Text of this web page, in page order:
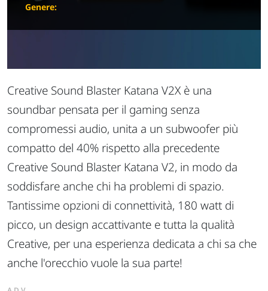
Genere:
Creative Sound Blaster Katana V2X è una
soundbar pensata per il gaming senza
compromessi audio, unita a un subwoofer più
compatto del 40% rispetto alla precedente
Creative Sound Blaster Katana V2, in modo da
soddisfare anche chi ha problemi di spazio.
Tantissime opzioni di connettività, 180 watt di
picco, un design accattivante e tutta la qualità
Creative, per una esperienza dedicata a chi sa che
anche l'orecchio vuole la sua parte!